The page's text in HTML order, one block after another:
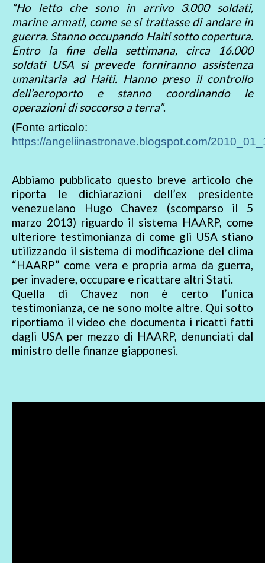
“Ho letto che sono in arrivo 3.000 soldati,
marine armati, come se si trattasse di andare in
guerra. Stanno occupando Haiti sotto copertura.
Entro la fine della settimana, circa 16.000
soldati USA si prevede forniranno assistenza
umanitaria ad Haiti. Hanno preso il controllo
dell’aeroporto e stanno coordinando le
operazioni di soccorso a terra”.
(Fonte articolo:
https://angeliinastronave.blogspot.com/
Abbiamo pubblicato questo breve articolo che
riporta le dichiarazioni dell’ex presidente
venezuelano Hugo Chavez (scomparso il 5
marzo 2013) riguardo il sistema HAARP, come
ulteriore testimonianza di come gli USA stiano
utilizzando il sistema di modificazione del clima
“HAARP” come vera e propria arma da guerra,
per invadere, occupare e ricattare altri Stati.
Quella di Chavez non è certo l’unica
testimonianza, ce ne sono molte altre. Qui sotto
riportiamo il video che documenta i ricatti fatti
dagli USA per mezzo di HAARP, denunciati dal
ministro delle finanze giapponesi.